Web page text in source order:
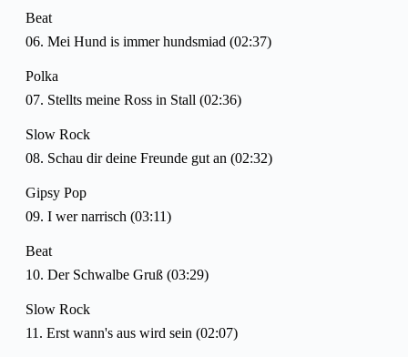
Beat
06. Mei Hund is immer hundsmiad (02:37)
Polka
07. Stellts meine Ross in Stall (02:36)
Slow Rock
08. Schau dir deine Freunde gut an (02:32)
Gipsy Pop
09. I wer narrisch (03:11)
Beat
10. Der Schwalbe Gruß (03:29)
Slow Rock
11. Erst wann's aus wird sein (02:07)